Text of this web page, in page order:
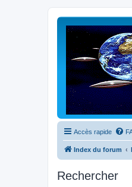
Accès rapide
Index du forum
Rechercher